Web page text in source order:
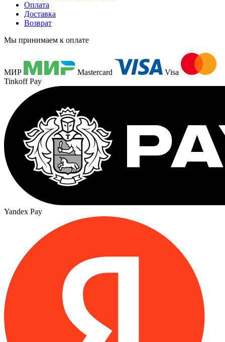
Оплата
Доставка
Возврат
Мы принимаем к оплате
МИР Mastercard
Visa
Tinkoff Pay
Yandex Pay